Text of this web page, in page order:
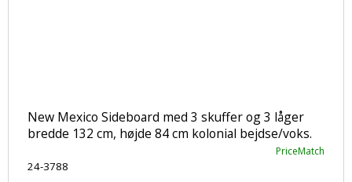
New Mexico Sideboard med 3 skuffer og 3 låger
bredde 132 cm, højde 84 cm kolonial bejdse/voks.
PriceMatch
24-3788